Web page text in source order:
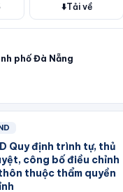
⬇️Tải về
phố Đà Nẵng
Quy định trình tự, thủ
công bố điều chỉnh
thuộc thẩm quyền